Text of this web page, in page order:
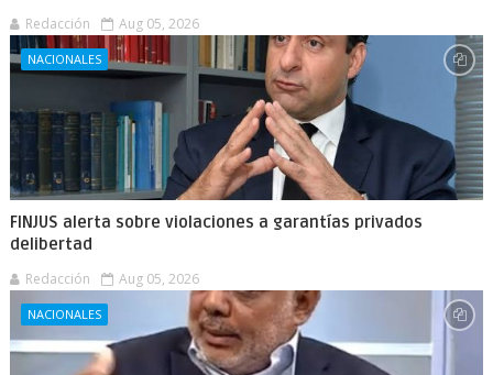
Redacción Aug 05, 2026
NACIONALES
FINJUS alerta sobre violaciones a garantías privados
delibertad
Redacción Aug 05, 2026
NACIONALES